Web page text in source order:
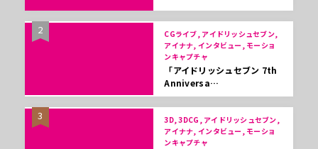
2
CGライブ, アイドリッシュセブン,
アイナナ, インタビュー, モーショ
ンキャプチャ
「アイドリッシュセブン 7th
Anniversa…
3
3D, 3DCG, アイドリッシュセブン,
アイナナ, インタビュー, モーショ
ンキャプチャ